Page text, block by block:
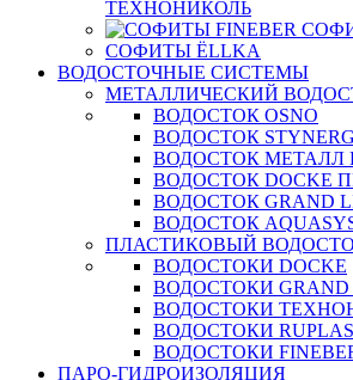
ТЕХНОНИКОЛЬ
СОФИТЫ ЁLLKA
ВОДОСТОЧНЫЕ СИСТЕМЫ
МЕТАЛЛИЧЕСКИЙ
ВОДОСТОК OSNO
ВОДОСТОК
ВОДОСТОК МЕТАЛЛ
ВОДОСТОК DOCKE
ВОДОСТОК GRAND
ВОДОСТОК
ПЛАСТИКОВЫЙ
ВОДОСТОКИ DOCKE
ВОДОСТОКИ GRAND
ВОДОСТОКИ
ВОДОСТОКИ
ВОДОСТОКИ
ПАРО-ГИДРОИЗОЛЯЦИЯ